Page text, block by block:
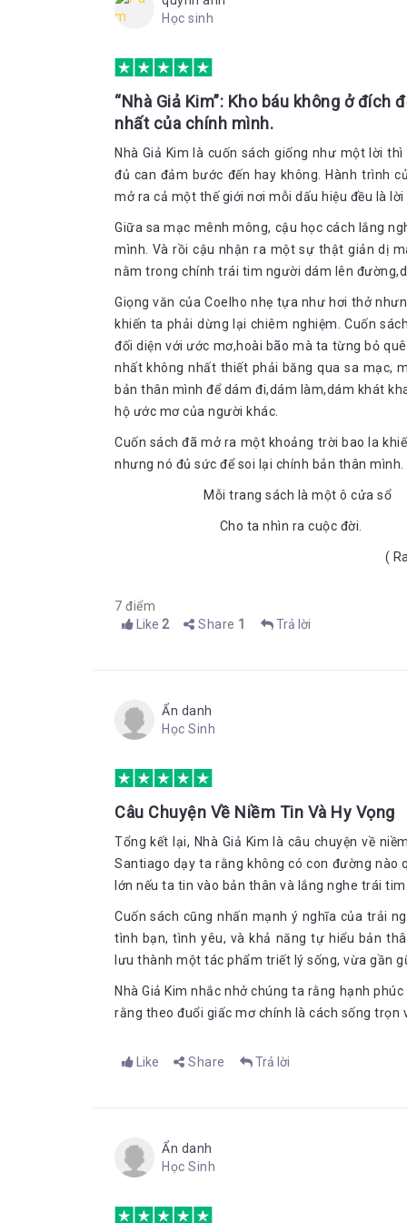
mình”, chàng lẩm bẩm như thế. Nghĩ về điều ấy
đã quá quen thuộc với thời khắc của chúng.
cừu cũng chỉ đơn giản vì cậu tò mò với thế giới.
những câu hỏi kỳ lạ trong đầu mình chỉ để họ có
rằng mọi thứ đều sẽ có quy luật riêng và luôn cố
của chính mình. Có lẽ với rất nhiều người, đây
khiến cho chuyến hành trình của cậu chăn cừu
trong mình bao nhiêu mộng mơ mới có thể đủ
đến thế. Một chuyến hành trình để tìm kiếm một
Cuộc gặp gỡ với vị vua già
“Ta là vua xứ Salem,” ông già dõng dạc nói
“Tại sao một vị vua lại đi trò chuyện với một kẻ
xuất thân của mình.
“Có nhiều lý do. Nhưng lý do chính là cậu đã
“Cậu hãy cầm lấy,” ông già nói và rút từ giữa áo
đá này tên là Urim và Thummim. Viên đen nghĩa
được dấu hiệu thì hai viên đá này hữu ích cho cậu
quyết định. Kho tăng nằm ở Kim Tự Tháp, cậu đã
sau con cừu”
Đây có lẽ là cuộc gặp gỡ định mệnh đối với cậu
tàng như giấc mộng mình từng gặp phải. Có lẽ
không của cái kho tàng ấy. Nhưng có lẽ nhờ gặp
riêng mình. Con đường phía trước có lẽ còn đầy
Dấu hiệu sẽ xuất hiện khi chúng ta đi lệch con
Chàng trai lên phòng, thu vén tất cả những gì
Lúc ấy cậu mới sực nhớ đến vị vua già và sửng
một năm qua cậu chỉ bận lo kiếm tiền để khi trở về
Mọi thứ lại một lần nữa như nhắc nhở cậu chăn
dương đến một vùng đất xa lạ. Về những gì mà
chăn cừu lại một lần nữa trở thành chính mình
rằng ngọn lửa khát khao trong lòng cậu lại một
như sắp bị lãng quên.
Giữa tình yêu và ước mơ
Nếu ở lại cậu sẽ trở thành cố vấn của ốc đảo. Cậu
năm đầu hai người sẽ rất hạnh phúc. Cậu sẽ tập
Năm thứ hai cậu sẽ nhớ lại rằng ở đâu đó có một
thang trong sa mạc, khiến Fatima buồn khổ vì cho
Năm thứ tư, vì cậu cứ lờ đi, các điềm sẽ không
đời cậu sẽ mãi lang thang trên sa mạc, luẩn quẩn
càng minh chứng cho việc tình yêu chưa bao giờ
Học sinh
“Nhà Giả Kim”: Kho báu không ở
nhất của chính mình.
Nhà Giả Kim là cuốn sách giống như một lời
đủ can đảm bước đến hay không. Hành trình
mở ra cả một thế giới nơi mỗi dấu hiệu đều là
Giữa sa mạc mênh mông, cậu học cách lắng
mình. Và rồi cậu nhận ra một sự thật giản dị
nằm trong chính trái tim người dám lên
Giọng văn của Coelho nhẹ tựa như hơi thở
khiến ta phải dừng lại chiêm nghiệm. Cuốn
đối diện với ước mơ,hoài bão mà ta từng bỏ
nhất không nhất thiết phải băng qua sa mạc,
bản thân mình để dám đi,dám làm,dám khát
hộ ước mơ của người khác.
Cuốn sách đã mở ra một khoảng trời bao la
nhưng nó đủ sức để soi lại chính bản thân mình.
Mỗi trang sách là một ô cửa sổ
Cho ta nhìn ra cuộc
( Rasul
7 điểm
Like 2 Share 1 Trả lời
Ẩn danh
Học Sinh
Câu Chuyện Về Niềm Tin Và Hy Vọng
Tổng kết lại, Nhà Giả Kim là câu chuyện về
Santiago dạy ta rằng không có con đường nào
lớn nếu ta tin vào bản thân và lắng nghe trái tim.
Cuốn sách cũng nhấn mạnh ý nghĩa của trải
tình bạn, tình yêu, và khả năng tự hiểu bản
lưu thành một tác phẩm triết lý sống, vừa gần
Nhà Giả Kim nhắc nhở chúng ta rằng hạnh
rằng theo đuổi giấc mơ chính là cách sống trọn
Like Share Trả lời
Ẩn danh
Học Sinh